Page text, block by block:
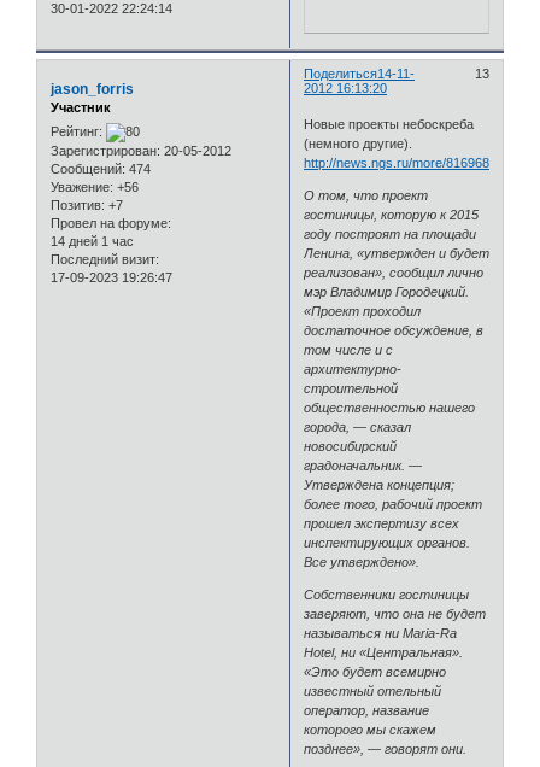
30-01-2022 22:24:14
Поделиться 13
14-11-
2012 16:13:20
jason_forris
Участник
Рейтинг:
Зарегистрирован: 20-05-2012
Сообщений: 474
Уважение: +56
Позитив: +7
Провел на форуме:
14 дней 1 час
Последний визит:
17-09-2023 19:26:47
Новые проекты небоскреба
(немного другие).
http://news.ngs.ru/more/816968/
О том, что проект
гостиницы, которую к 2015
году построят на площади
Ленина, «утвержден и будет
реализован», сообщил лично
мэр Владимир Городецкий.
«Проект проходил
достаточное обсуждение, в
том числе и с
архитектурно-
строительной
общественностью нашего
города, — сказал
новосибирский
градоначальник. —
Утверждена концепция;
более того, рабочий проект
прошел экспертизу всех
инспектирующих органов.
Все утверждено».
Собственники гостиницы
заверяют, что она не будет
называться ни Maria-Ra
Hotel, ни «Центральная».
«Это будет всемирно
известный отельный
оператор, название
которого мы скажем
позднее», — говорят они.